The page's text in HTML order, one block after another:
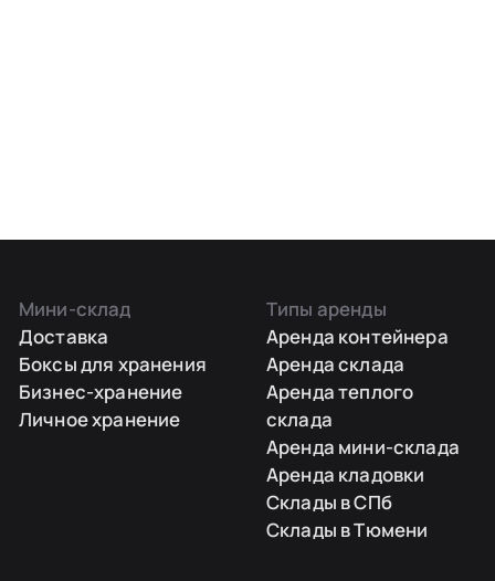
Мини-склад
Доставка
Боксы для хранения
Бизнес-хранение
Личное хранение
Типы аренды
Аренда контейнера
Аренда склада
Аренда теплого
склада
Аренда мини-склада
Аренда кладовки
Склады в СПб
Склады в Тюмени